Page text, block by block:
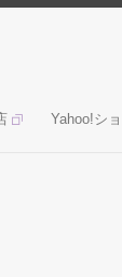
Yahoo!シ